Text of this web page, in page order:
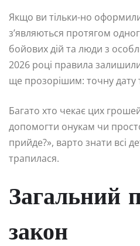
Якщо ви тільки-но
з’являються протягом
бойових дій та люди з
2026 році правила
ще прозорішим: точну дату
Багато хто чекає цих
допомогти онукам чи
прийде?», варто знати всі
трапилася.
Загальний
закон